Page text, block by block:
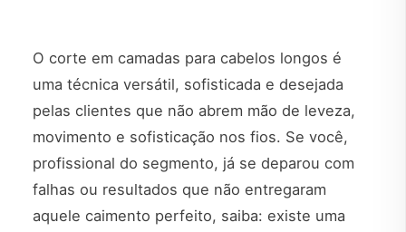
O corte em camadas para cabelos longos é
uma técnica versátil, sofisticada e desejada
pelas clientes que não abrem mão de leveza,
movimento e sofisticação nos fios. Se você,
profissional do segmento, já se deparou com
falhas ou resultados que não entregaram
aquele caimento perfeito, saiba: existe uma